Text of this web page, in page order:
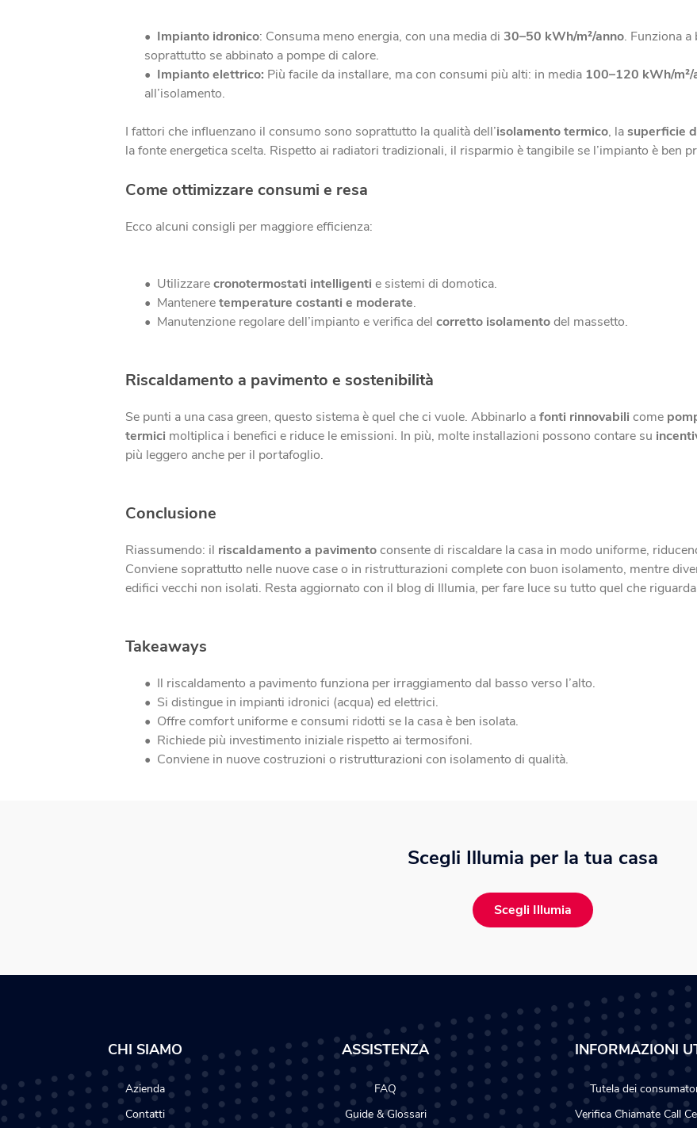
Impianto idronico: Consuma meno energia, con una media di 30–50 kWh/m²/anno. Funziona a
soprattutto se abbinato a pompe di calore.
Impianto elettrico: Più facile da installare, ma con consumi più alti: in media 100–120 kWh/m²/
all’isolamento.
I fattori che influenzano il consumo sono soprattutto la qualità dell’isolamento termico, lasuperficie
la fonte energetica scelta. Rispetto ai radiatori tradizionali, il risparmio è tangibile se l’impianto è ben
Come ottimizzare consumi e resa
Ecco alcuni consigli per maggiore efficienza:
Utilizzarecronotermostati intelligenti e sistemi di domotica.
Manteneretemperature costanti e moderate.
Manutenzione regolare dell’impianto e verifica del corretto isolamentodel massetto.
Riscaldamento a pavimento e sostenibilità
Se punti a una casa green, questo sistema è quel che ci vuole. Abbinarlo afonti rinnovabili come
termici moltiplica i benefici e riduce le emissioni. In più, molte installazioni possono contare su
più leggero anche per il portafoglio.
Conclusione
Riassumendo: il riscaldamento a pavimentoconsente di riscaldare la casa in modo uniforme,
Conviene soprattutto nelle nuove case o in ristrutturazioni complete con buon isolamento, mentre
edifici vecchi non isolati. Resta aggiornato con il blog di Illumia, per fare luce su tutto quel che riguarda
Takeaways
Il riscaldamento a pavimento funziona per irraggiamento dal basso verso l’alto.
Si distingue in impianti idronici (acqua) ed elettrici.
Offre comfort uniforme e consumi ridotti se la casa è ben isolata.
Richiede più investimento iniziale rispetto ai termosifoni.
Conviene in nuove costruzioni o ristrutturazioni con isolamento di qualità.
Scegli Illumia per la tua casa
Scegli Illumia
CHI SIAMO
Azienda
Contatti
ASSISTENZA
FAQ
Guide & Glossari
INFORMAZIONI
Tutela dei
Verifica Chiamate Call